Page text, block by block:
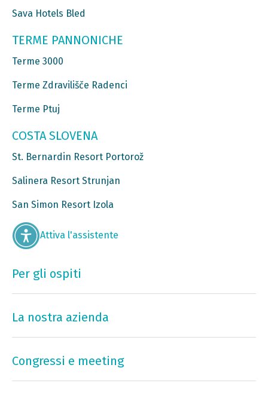
Sava Hotels Bled
TERME PANNONICHE
Terme 3000
Terme Zdravilišče Radenci
Terme Ptuj
COSTA SLOVENA
St. Bernardin Resort Portorož
Salinera Resort Strunjan
San Simon Resort Izola
Attiva l'assistente
Per gli ospiti
La nostra azienda
Congressi e meeting